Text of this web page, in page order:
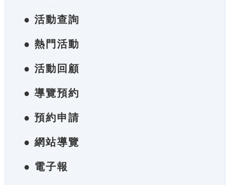
● 活動查詢
● 熱門活動
● 活動回顧
● 導覽預約
● 預約申請
● 網站導覽
● 電子報